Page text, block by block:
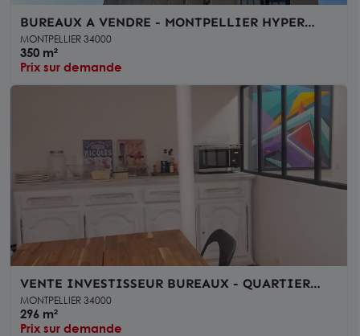
BUREAUX A VENDRE - MONTPELLIER HYPER
CENTRE - PROCHE TRAMWAY
MONTPELLIER 34000
350 m²
Prix sur demande
VENTE INVESTISSEUR BUREAUX - QUARTIER
PEYROU - MONTPELLIER
MONTPELLIER 34000
296 m²
Prix sur demande